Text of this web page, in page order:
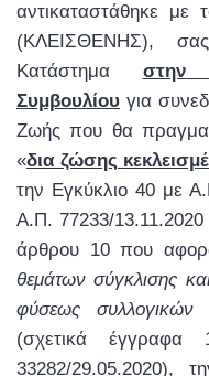
αντικαταστάθηκε
(ΚΛΕΙΣΘΕΝΗΣ),
Κατάστημα στην
Συμβουλίου για
Ζωής που θα
«δια ζώσης
την Εγκύκλιο 40 με
Α.Π. 77233/13.11.2020
άρθρου 10 που
θεμάτων σύγκλισης
φύσεως
(σχετικά έγγραφα
33282/29.05.2020),